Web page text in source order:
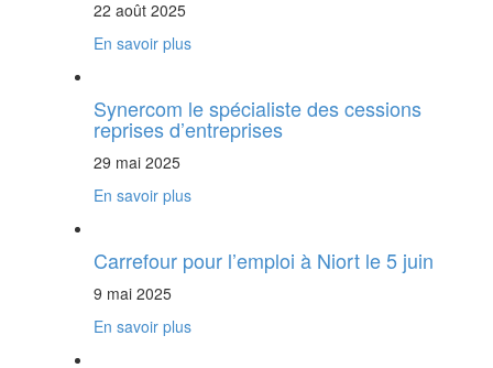
22 août 2025
En savoir plus
Synercom le spécialiste des cessions
reprises d’entreprises
29 mai 2025
En savoir plus
Carrefour pour l’emploi à Niort le 5 juin
9 mai 2025
En savoir plus